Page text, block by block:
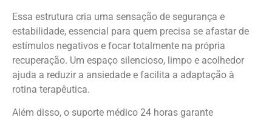
Essa estrutura cria uma sensação de segurança e
estabilidade, essencial para quem precisa se afastar de
estímulos negativos e focar totalmente na própria
recuperação. Um espaço silencioso, limpo e acolhedor
ajuda a reduzir a ansiedade e facilita a adaptação à
rotina terapêutica.
Além disso, o suporte médico 24 horas garante